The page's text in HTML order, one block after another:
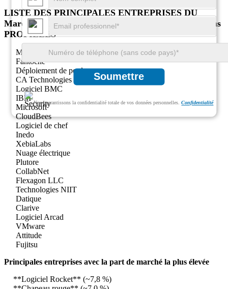
Soumettre
Nous garantissons la confidentialité totale de vos données personnelles.Confidentialité
LISTE DES PRINCIPALES ENTREPRISES DU
Marché de l’automatisation des versions d’applications
PROFILÉES
Micro mise au point
Fantoche
Déploiement de poulpe
CA Technologies
Logiciel BMC
IBM
Microsoft
CloudBees
Logiciel de chef
Inedo
XebiaLabs
Nuage électrique
Plutore
CollabNet
Flexagon LLC
Technologies NIIT
Datique
Clarive
Logiciel Arcad
VMware
Attitude
Fujitsu
Principales entreprises avec la part de marché la plus élevée
**Logiciel Rocket** (~7,8 %)